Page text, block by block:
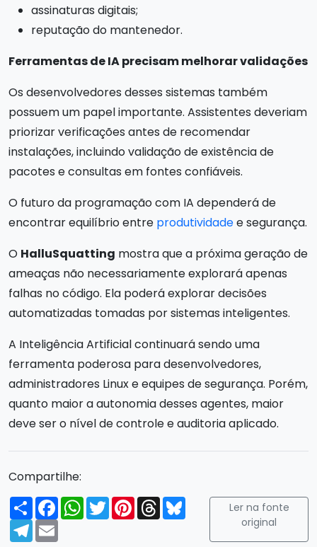
assinaturas digitais;
reputação do mantenedor.
Ferramentas de IA precisam melhorar validações
Os desenvolvedores desses sistemas também
possuem um papel importante. Assistentes deveriam
priorizar verificações antes de recomendar
instalações, incluindo validação de existência de
pacotes e consultas em fontes confiáveis.
O futuro da programação com IA dependerá de
encontrar equilíbrio entre produtividadee segurança.
O HalluSquatting mostra que a próxima geração de
ameaças não necessariamente explorará apenas
falhas no código. Ela poderá explorar decisões
automatizadas tomadas por sistemas inteligentes.
A Inteligência Artificial continuará sendo uma
ferramenta poderosa para desenvolvedores,
administradores Linux e equipes de segurança. Porém,
quanto maior a autonomia desses agentes, maior
deve ser o nível de controle e auditoria aplicado.
Compartilhe:
Compartilhar
FacebookWhatsApp
TwitterPinterest
ThreadsBluesky
Telegram
Email
Ler na fonte
original